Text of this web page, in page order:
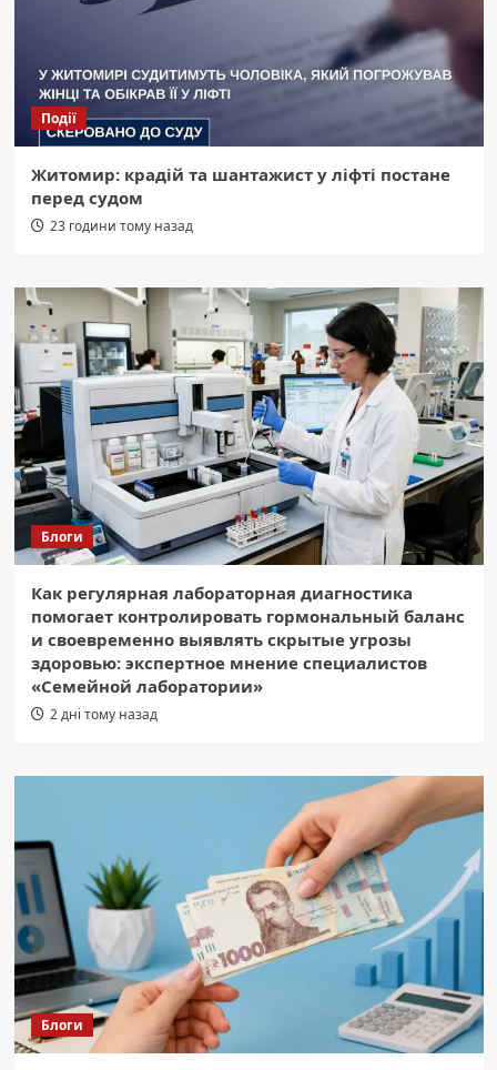
Події
Житомир: крадій та шантажист у ліфті постане
перед судом
23 години тому назад
Блоги
Как регулярная лабораторная диагностика
помогает контролировать гормональный баланс
и своевременно выявлять скрытые угрозы
здоровью: экспертное мнение специалистов
«Семейной лаборатории»
2 дні тому назад
Блоги